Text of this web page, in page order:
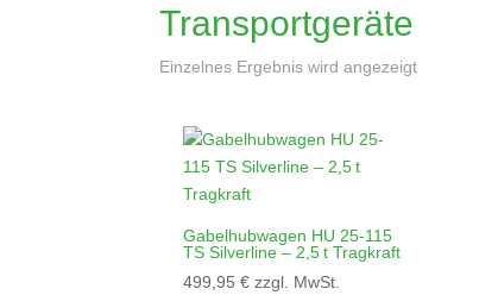
Transportgeräte
Einzelnes Ergebnis wird angezeigt
Gabelhubwagen HU 25-115
TS Silverline – 2,5 t Tragkraft
499,95€ zzgl. MwSt.